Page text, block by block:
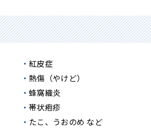
紅皮症
熱傷（やけど）
蜂窩織炎
帯状疱疹
たこ、うおのめ など